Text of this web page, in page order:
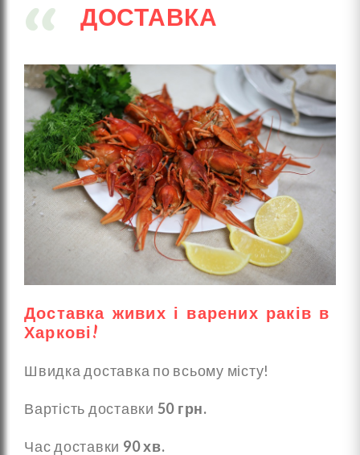
ДОСТАВКА
Доставка живих і варених раків в
Харкові!
Швидка доставка по всьому місту!
Вартість доставки 50 грн.
Час доставки 90 хв.